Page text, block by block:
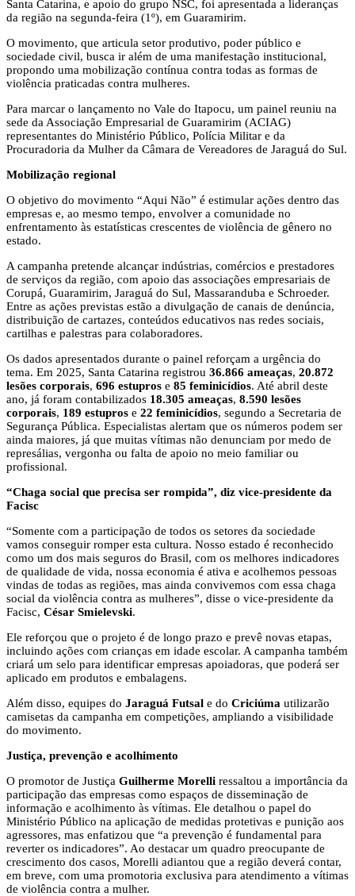
Santa Catarina, e apoio do grupo NSC, foi apresentada a lideranças
da região na segunda-feira (1º), em Guaramirim.
O movimento, que articula setor produtivo, poder público e
sociedade civil, busca ir além de uma manifestação institucional,
propondo uma mobilização contínua contra todas as formas de
violência praticadas contra mulheres.
Para marcar o lançamento no Vale do Itapocu, um painel reuniu na
sede da Associação Empresarial de Guaramirim (ACIAG)
representantes do Ministério Público, Polícia Militar e da
Procuradoria da Mulher da Câmara de Vereadores de Jaraguá do Sul.
Mobilização regional
O objetivo do movimento “Aqui Não” é estimular ações dentro das
empresas e, ao mesmo tempo, envolver a comunidade no
enfrentamento às estatísticas crescentes de violência de gênero no
estado.
A campanha pretende alcançar indústrias, comércios e prestadores
de serviços da região, com apoio das associações empresariais de
Corupá, Guaramirim, Jaraguá do Sul, Massaranduba e Schroeder.
Entre as ações previstas estão a divulgação de canais de denúncia,
distribuição de cartazes, conteúdos educativos nas redes sociais,
cartilhas e palestras para colaboradores.
Os dados apresentados durante o painel reforçam a urgência do
tema. Em 2025, Santa Catarina registrou 36.866 ameaças, 20.872
lesões corporais, 696 estupros e 85 feminicídios. Até abril deste
ano, já foram contabilizados 18.305 ameaças, 8.590 lesões
corporais, 189 estupros e 22 feminicídios, segundo a Secretaria de
Segurança Pública. Especialistas alertam que os números podem ser
ainda maiores, já que muitas vítimas não denunciam por medo de
represálias, vergonha ou falta de apoio no meio familiar ou
profissional.
“Chaga social que precisa ser rompida”, diz vice-presidente da
Facisc
“Somente com a participação de todos os setores da sociedade
vamos conseguir romper esta cultura. Nosso estado é reconhecido
como um dos mais seguros do Brasil, com os melhores indicadores
de qualidade de vida, nossa economia é ativa e acolhemos pessoas
vindas de todas as regiões, mas ainda convivemos com essa chaga
social da violência contra as mulheres”, disse o vice-presidente da
Facisc, César Smielevski.
Ele reforçou que o projeto é de longo prazo e prevê novas etapas,
incluindo ações com crianças em idade escolar. A campanha também
criará um selo para identificar empresas apoiadoras, que poderá ser
aplicado em produtos e embalagens.
Além disso, equipes do Jaraguá Futsal e do Criciúma utilizarão
camisetas da campanha em competições, ampliando a visibilidade
do movimento.
Justiça, prevenção e acolhimento
O promotor de Justiça Guilherme Morelli ressaltou a importância da
participação das empresas como espaços de disseminação de
informação e acolhimento às vítimas. Ele detalhou o papel do
Ministério Público na aplicação de medidas protetivas e punição aos
agressores, mas enfatizou que “a prevenção é fundamental para
reverter os indicadores”. Ao destacar um quadro preocupante de
crescimento dos casos, Morelli adiantou que a região deverá contar,
em breve, com uma promotoria exclusiva para atendimento a vítimas
de violência contra a mulher.